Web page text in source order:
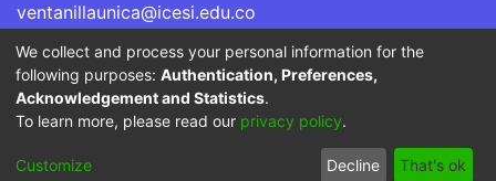
ventanillaunica@icesi.edu.co
La Universidad Icesi es una Institución de Educación
Superior que se encuentra sujeta a inspección y vigilancia
por parte del Ministerio de Educación Nacional.
Cookie
End User
Send
We collect and process your personal information for the
following purposes: Authentication, Preferences,
Acknowledgement and Statistics.
To learn more, please read our privacy policy.
Customize Decline That's ok